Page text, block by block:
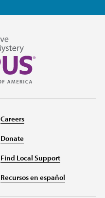
Careers
Donate
Find Local Support
Recursos en español